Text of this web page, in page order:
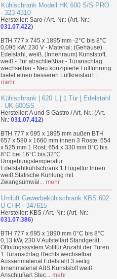
Kühlschrank Modell HK 600 S/S PRO
- 323-4310
Hersteller: Saro / Art.-Nr.: (Art.-Nr.:
031.07.422)
BTH 777 x 745 x 1895 mm -2°C bis 8°C
0,095 kW, 230 V - Material: (Gehäuse)
Edelstahl, weiß, (Innenraum) Kunststoff,
weiß - Tür abschließbar - Türanschlag
wechselbar - Neu konzipierte Luftführung
bietet einen besseren Luftkreislauf...
mehr
Kühlschrank | 620 L | 1 Tür | Edelstahl
- UK-600SS
Hersteller: A und S Gastro / Art.-Nr.: (Art.-
Nr.: 031.07.412)
BTH 777 x 695 x 1895 mm außen BTH
657 x 580 x 1660 mm innen 3 Roste: 654
x 525 mm 1 Rost: 654 x 330 mm 0°C bis
8°C bei 16°C bis 32°C
Umgebungstemperatur
Edelstahlkühlschrank 1 Flügeltür Innen
weiß Statische Kühlung mit
Zwangsumwäl... mehr
Umluft Gewerbekühlschrank KBS 602
U CHR - 347615
Hersteller: KBS / Art.-Nr.: (Art.-Nr.:
031.07.386)
BTH 777 x 695 x 1890 mm 0°C bis 8°C
0,13 kW, 230 V Aufstellart Standgerät
Öffnungssystem Volltür Anzahl der Türen
1 Türanschlag Rechts wechselbar
Aussenmaterial Edelstahl 3 seitig
Innenmaterial ABS Kunststoff weiß
Anschlußart Stec... mehr